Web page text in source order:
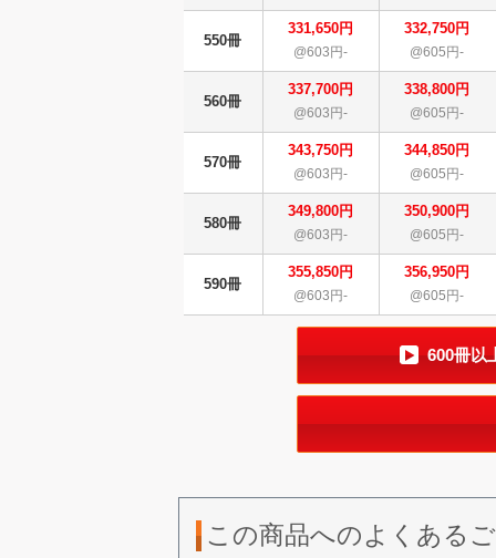
550冊
331,650円
@603円-
332,750円
@605円-
560冊
337,700円
@603円-
338,800円
@605円-
570冊
343,750円
@603円-
344,850円
@605円-
580冊
349,800円
@603円-
350,900円
@605円-
590冊
355,850円
@603円-
356,950円
@605円-
600冊以
この商品へのよくある